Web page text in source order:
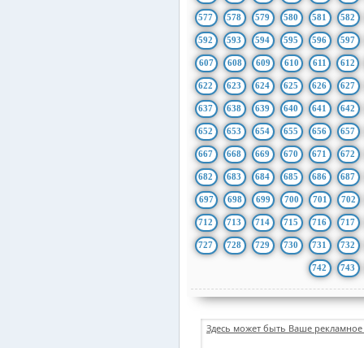
577 578 579 580 581 582
592 593 594 595 596 597
607 608 609 610 611 612
622 623 624 625 626 627
637 638 639 640 641 642
652 653 654 655 656 657
667 668 669 670 671 672
682 683 684 685 686 687
697 698 699 700 701 702
712 713 714 715 716 717
727 728 729 730 731 732
742 743
Здесь может быть Ваше